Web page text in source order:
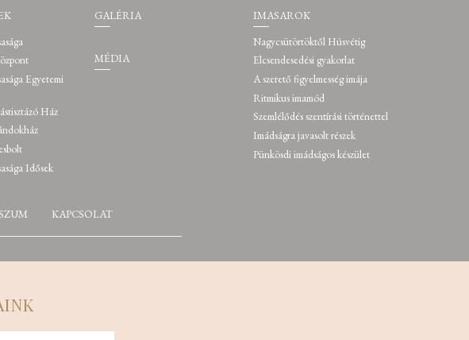
Egyetemi
Ház
Idősek
GALÉRIA
MÉDIA
IMASAROK
Nagycsütörtöktől Húsvétig
Elcsendesedési gyakorlat
A szerető figyelmesség imája
Ritmikus imamód
Szemlélődés szentírási történettel
Imádságra javasolt részek
Pünkösdi imádságos készület
KAPCSOLAT